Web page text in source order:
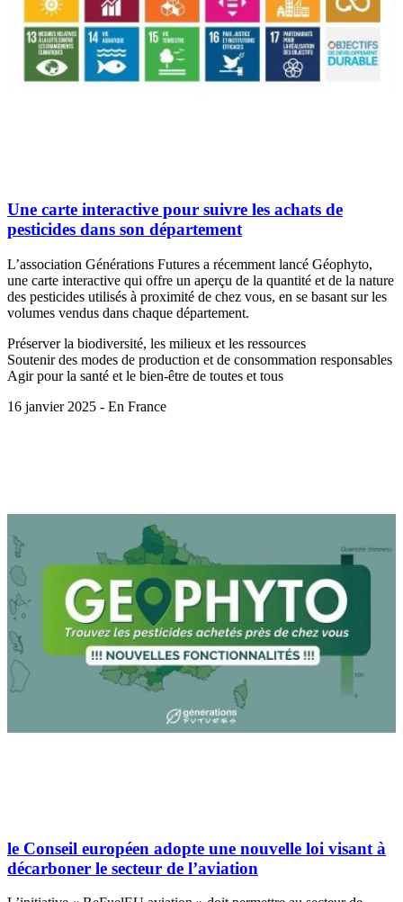
Une carte interactive pour suivre les achats de
pesticides dans son département
L’association Générations Futures a récemment lancé Géophyto,
une carte interactive qui offre un aperçu de la quantité et de la nature
des pesticides utilisés à proximité de chez vous, en se basant sur les
volumes vendus dans chaque département.
Préserver la biodiversité, les milieux et les ressources
Soutenir des modes de production et de consommation responsables
Agir pour la santé et le bien-être de toutes et tous
16 janvier 2025 - En France
le Conseil européen adopte une nouvelle loi visant à
décarboner le secteur de l’aviation